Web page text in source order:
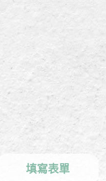
填寫表單